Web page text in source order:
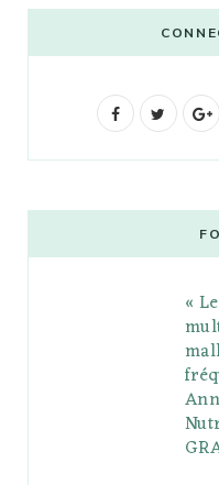
F
b
t
G
g
l
e
l
s
«